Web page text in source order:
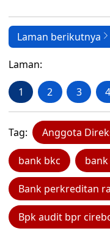
Laman berikutnya
Laman:
1 2 3 4
Tag: Anggota
bank bkc
Bank perkreditan
Bpk audit bpr